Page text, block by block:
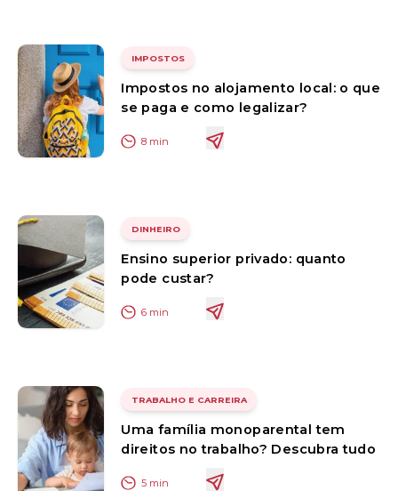
IMPOSTOS
Impostos no alojamento local: o que
se paga e como legalizar?
8 min
DINHEIRO
Ensino superior privado: quanto
pode custar?
6 min
TRABALHO E CARREIRA
Uma família monoparental tem
direitos no trabalho? Descubra tudo
5 min